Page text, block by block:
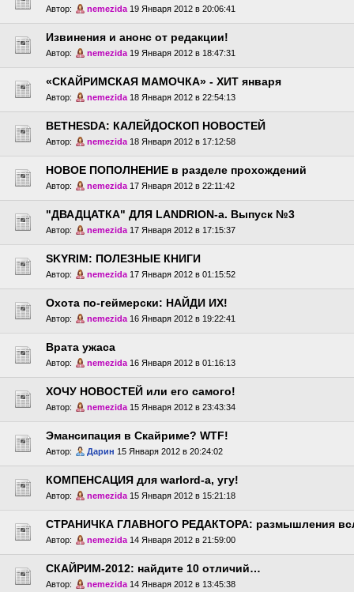
Автор: nemezida 19 Января 2012 в 20:06:41
Извинения и анонс от редакции!
Автор: nemezida 19 Января 2012 в 18:47:31
«СКАЙРИМСКАЯ МАМОЧКА» - ХИТ января
Автор: nemezida 18 Января 2012 в 22:54:13
BETHESDA: КАЛЕЙДОСКОП НОВОСТЕЙ
Автор: nemezida 18 Января 2012 в 17:12:58
НОВОЕ ПОПОЛНЕНИЕ в разделе прохождений
Автор: nemezida 17 Января 2012 в 22:11:42
"ДВАДЦАТКА" ДЛЯ LANDRION-a. Выпуск №3
Автор: nemezida 17 Января 2012 в 17:15:37
SKYRIM: ПОЛЕЗНЫЕ КНИГИ
Автор: nemezida 17 Января 2012 в 01:15:52
Охота по-геймерски: НАЙДИ ИХ!
Автор: nemezida 16 Января 2012 в 19:22:41
Врата ужаса
Автор: nemezida 16 Января 2012 в 01:16:13
ХОЧУ НОВОСТЕЙ или его самого!
Автор: nemezida 15 Января 2012 в 23:43:34
Эмансипация в Скайриме? WTF!
Автор: Дарин 15 Января 2012 в 20:24:02
КОМПЕНСАЦИЯ для warlord-а, угу!
Автор: nemezida 15 Января 2012 в 15:21:18
СТРАНИЧКА ГЛАВНОГО РЕДАКТОРА: размышления
Автор: nemezida 14 Января 2012 в 21:59:00
СКАЙРИМ-2012: найдите 10 отличий…
Автор: nemezida 14 Января 2012 в 13:45:38